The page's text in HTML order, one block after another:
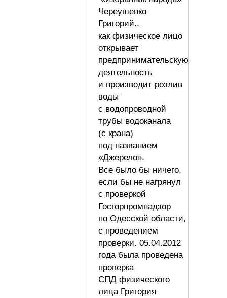
Череушенко
Григорий.,
как физическое лицо
открывает
предпринимательскую
деятельность
и производит розлив
воды
с водопроводной
трубы водоканала
(с крана)
под названием
«Джерело».
Все было бы ничего,
если бы не нагрянул
с проверкой
Госгорпромнадзор
по Одесской области,
с проведением
проверки. 05.04.2012
года была проведена
проверка
СПД физического
лица Григория